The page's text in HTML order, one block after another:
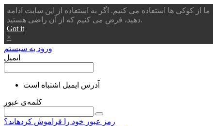
ما از کوکی ها استفاده می کنیم. اگر به استفاده از این سایت ادامه
دهید، فرض می کنیم که از آن راضی هستید.
Got it
×
ورود به سیستم
ایمیل
آدرس ایمیل اشتباه است
کلمه‌ی عبور
رمز عبور خود را فراموش کردهاید؟